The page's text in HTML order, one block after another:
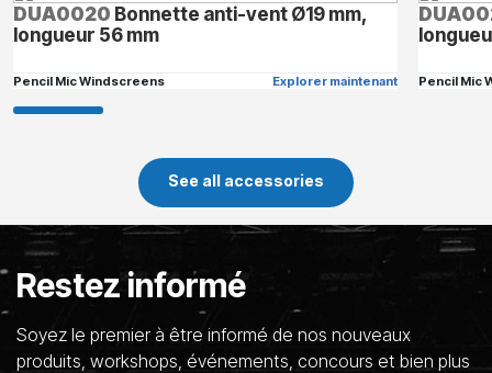
DUA0020 Bonnette anti-vent Ø19 mm,
longueur 56 mm
Pencil Mic Windscreens Explorer maintenant Pencil Mic
See all accessories
Restez informé
Soyez le premier à être informé de nos nouveaux
produits, workshops, événements, concours et bien plus